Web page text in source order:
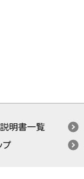
明書一覧
プ